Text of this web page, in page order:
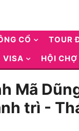
CỔ
TOUR
VISA HỘI
Mã
trì -